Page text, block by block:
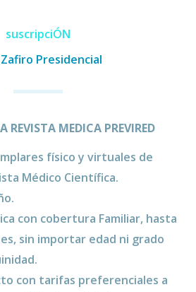
suscripciÓN
Presidencial
REVISTA MEDICA PREVIRED
físico y virtuales de
Médico Científica.
con cobertura Familiar, hasta
sin importar edad ni grado
con tarifas preferenciales a